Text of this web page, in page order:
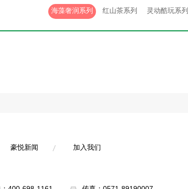
海藻奢润系列 红山茶系列 灵动酷玩系列
豪悦新闻
加入我们